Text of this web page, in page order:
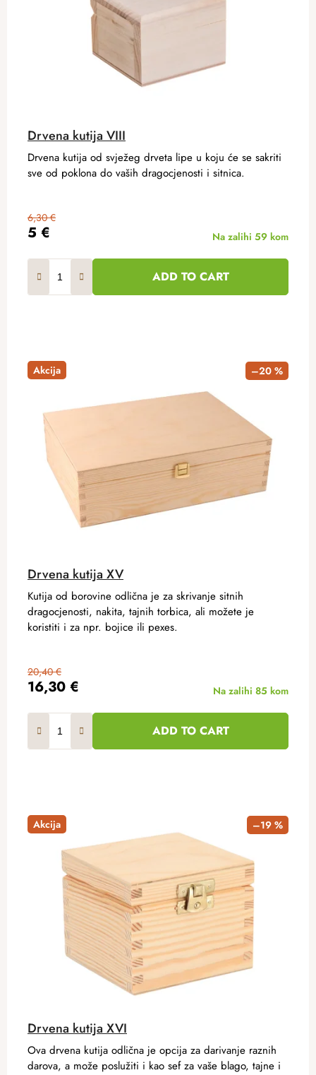
Drvena kutija VIII
5 €
6,30 €
Na zalihi 59 kom
ADD TO CART
Drvena kutija od svježeg drveta lipe u koju će se sakriti
sve od poklona do vaših dragocjenosti i sitnica.
Akcija –20 %
Drvena kutija XV
16,30 €
20,40 €
Na zalihi 85 kom
ADD TO CART
Kutija od borovine odlična je za skrivanje sitnih
dragocjenosti, nakita, tajnih torbica, ali možete je
koristiti i za npr. bojice ili pexes.
Akcija –19 %
Drvena kutija XVI
Ova drvena kutija odlična je opcija za darivanje raznih
darova, a može poslužiti i kao sef za vaše blago, tajne i